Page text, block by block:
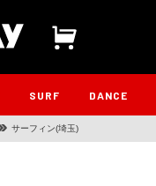
SURF DANCE
サーフィン(埼玉)